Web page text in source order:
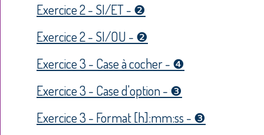
Exercice 2 - SI/ET - ❷
Exercice 2 - SI/OU - ❷
Exercice 3 - Case à cocher - ❹
Exercice 3 - Case d'option - ❸
Exercice 3 - Format [h]:mm:ss - ❸